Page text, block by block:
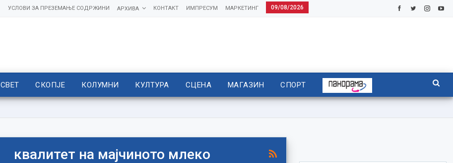
09/08/2026
МАРКЕТИНГ
ИМПРЕСУМ
КОНТАКТ
АРХИВА
УСЛОВИ ЗА ПРЕЗЕМАЊЕ СОДРЖИНИ
СВЕТ СКОПЈЕ КОЛУМНИ КУЛТУРА СЦЕНА МАГАЗИН СПОРТ
квалитет на мајчиното млеко